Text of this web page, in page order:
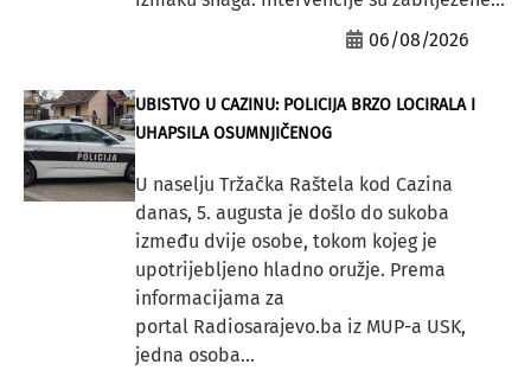
06/08/2026
UBISTVO U CAZINU: POLICIJA BRZO LOCIRALA I
UHAPSILA OSUMNJIČENOG
U naselju Tržačka Raštela kod Cazina
danas, 5. augusta je došlo do sukoba
između dvije osobe, tokom kojeg je
upotrijebljeno hladno oružje. Prema
informacijama za
portal Radiosarajevo.ba iz MUP-a USK,
jedna osoba...